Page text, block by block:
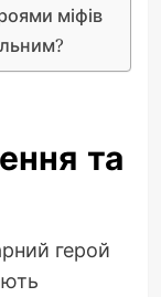
міфів
та
герой